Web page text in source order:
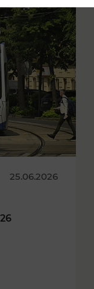
25.06.2026